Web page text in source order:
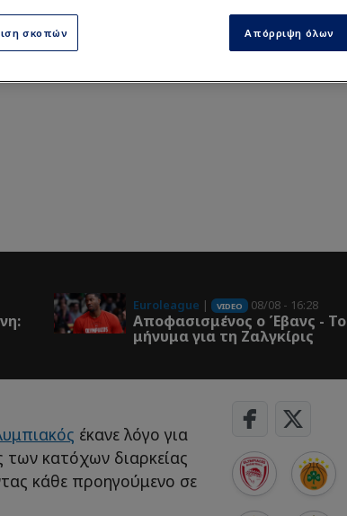
Euroleague | VIDEO 08/08 - 16:28
Αποφασισμένος ο Έβανς - Το
μήνυμα για τη Ζαλγκίρις
έκανε λόγο για
των κατόχων διαρκείας
κάθε προηγούμενο σε
σκοπών Απόρριψη όλων